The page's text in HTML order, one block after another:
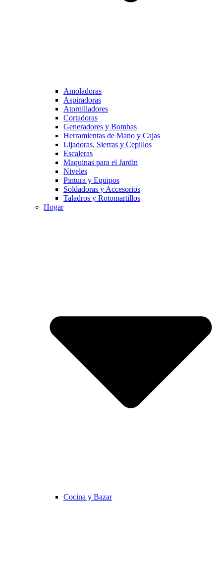
Amoladoras
Aspiradoras
Atornilladores
Cortadoras
Generadores y Bombas
Herramientas de Mano y Cajas
Lijadoras, Sierras y Cepillos
Escaleras
Maquinas para el Jardin
Niveles
Pintura y Equipos
Soldadoras y Accesorios
Taladros y Rotomartillos
Hogar
Cocina y Bazar